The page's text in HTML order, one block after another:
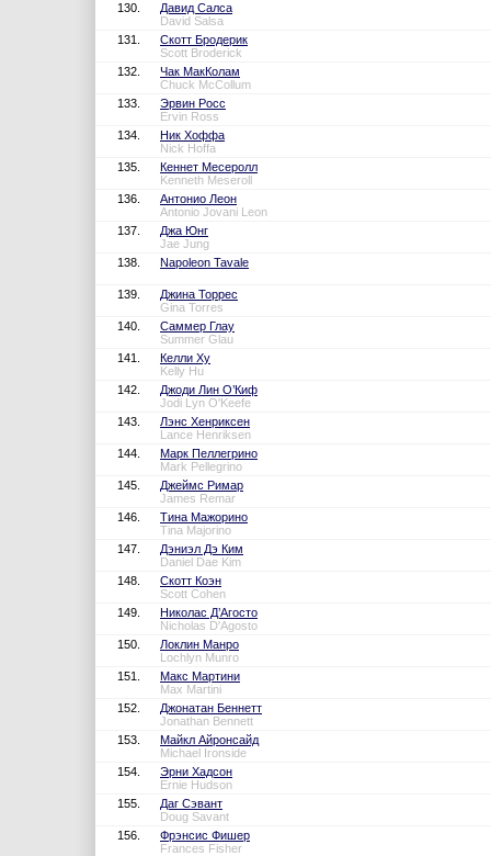
130.
Давид Салса
David Salsa
131.
Скотт Бродерик
Scott Broderick
132.
Чак МакКолам
Chuck McCollum
133.
Эрвин Росс
Ervin Ross
134.
Ник Хоффа
Nick Hoffa
135.
Кеннет Месеролл
Kenneth Meseroll
136.
Антонио Леон
Antonio Jovani Leon
137.
Джа Юнг
Jae Jung
138.
Napoleon Tavale
139.
Джина Торрес
Gina Torres
140.
Саммер Глау
Summer Glau
141.
Келли Ху
Kelly Hu
142.
Джоди Лин О’Киф
Jodi Lyn O'Keefe
143.
Лэнс Хенриксен
Lance Henriksen
144.
Марк Пеллегрино
Mark Pellegrino
145.
Джеймс Римар
James Remar
146.
Тина Мажорино
Tina Majorino
147.
Дэниэл Дэ Ким
Daniel Dae Kim
148.
Скотт Коэн
Scott Cohen
149.
Николас Д’Агосто
Nicholas D'Agosto
150.
Локлин Манро
Lochlyn Munro
151.
Макс Мартини
Max Martini
152.
Джонатан Беннетт
Jonathan Bennett
153.
Майкл Айронсайд
Michael Ironside
154.
Эрни Хадсон
Ernie Hudson
155.
Даг Сэвант
Doug Savant
156.
Фрэнсис Фишер
Frances Fisher